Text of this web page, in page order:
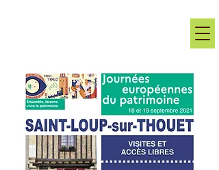
au coeur de la Vallée du Thouet, entre Loire et Marais